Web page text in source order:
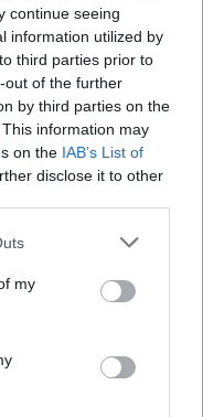
continue seeing
information utilized by
third parties prior to
out of the further
by third parties on the
information may
on the IAB’s List of
disclose it to other
my